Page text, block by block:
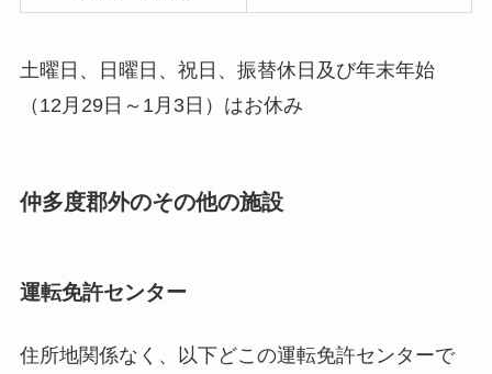
土曜日、日曜日、祝日、振替休日及び年末年始
（12月29日～1月3日）はお休み
仲多度郡外のその他の施設
運転免許センター
住所地関係なく、以下どこの運転免許センターで